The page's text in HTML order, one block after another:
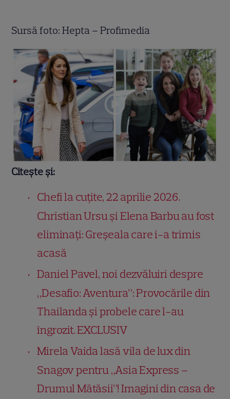
Sursă foto: Hepta – Profimedia
Citește și:
Chefi la cuțite, 22 aprilie 2026.
Christian Ursu și Elena Barbu au fost
eliminați: Greșeala care i-a trimis
acasă
Daniel Pavel, noi dezvăluiri despre
„Desafio: Aventura”: Provocările din
Thailanda și probele care l-au
îngrozit. EXCLUSIV
Mirela Vaida lasă vila de lux din
Snagov pentru „Asia Express –
Drumul Mătăsii”! Imagini din casa de